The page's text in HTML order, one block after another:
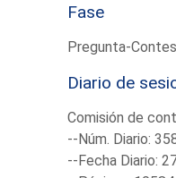
Fase
Pregunta-
Diario de
Comisión de
--Núm. Diario:
--Fecha Diario: